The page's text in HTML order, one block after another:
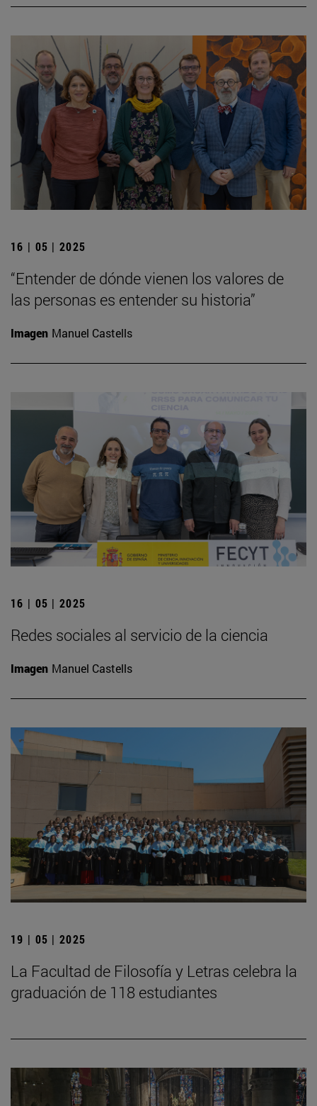
16 | 05 | 2025
“Entender de dónde vienen los valores de
las personas es entender su historia”
Imagen Manuel Castells
16 | 05 | 2025
Redes sociales al servicio de la ciencia
Imagen Manuel Castells
19 | 05 | 2025
La Facultad de Filosofía y Letras celebra la
graduación de 118 estudiantes